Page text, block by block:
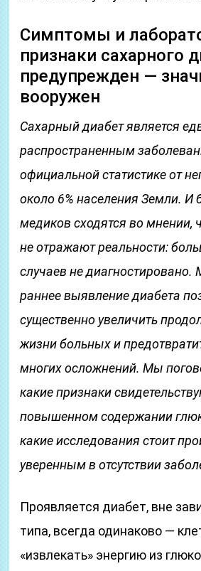
Симптомы и
признаки сахарного
предупрежден —
вооружен
Сахарный диабет является
распространенным
официальной статистике от
около 6% населения Земли. И
медиков сходятся во мнении,
не отражают реальности:
случаев не диагностировано.
раннее выявление диабета
существенно увеличить
жизни больных и
многих осложнений. Мы
какие признаки
повышенном содержании
какие исследования стоит
уверенным в отсутствии
Проявляется диабет, вне
типа, всегда одинаково —
«извлекать» энергию из